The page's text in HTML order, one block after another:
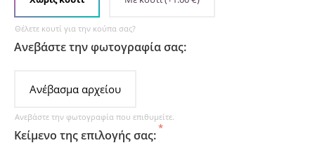
Θέλετε κουτί για την κούπα σας?
Ανεβάστε την φωτογραφία σας:
Ανέβασμα αρχείου
Ανεβάστε την φωτογραφία που επιθυμείτε.
Κείμενο της επιλογής σας: